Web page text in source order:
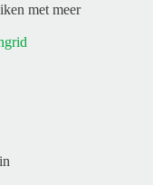
met meer